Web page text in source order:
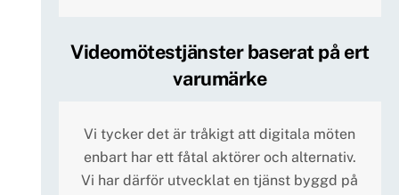
Videomötestjänster baserat på ert
varumärke
Vi tycker det är tråkigt att digitala möten
enbart har ett fåtal aktörer och alternativ.
Vi har därför utvecklat en tjänst byggd på